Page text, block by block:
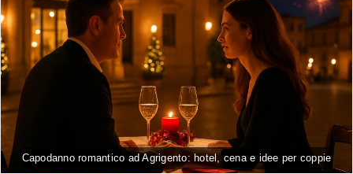
Capodanno romantico ad Agrigento: hotel, cena e idee per coppie